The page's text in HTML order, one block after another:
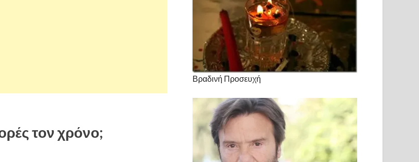
τον χρόνο;
Βραδινή Προσευχή